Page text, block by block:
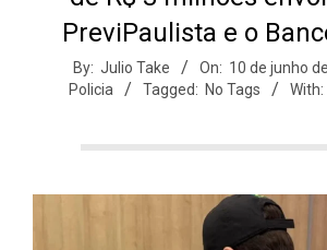
PreviPaulista e o
By: Julio Take On: 10 de junho
Policia
Tagged: No Tags With: